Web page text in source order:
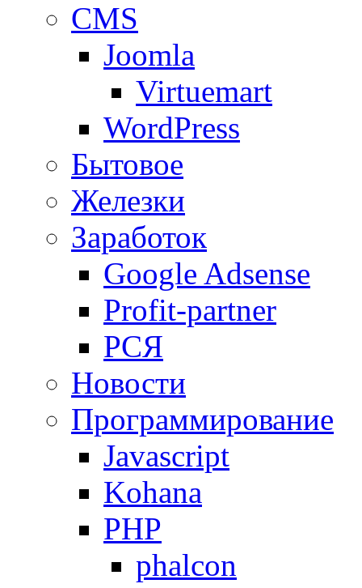
CMS
Joomla
Virtuemart
WordPress
Бытовое
Железки
Заработок
Google Adsense
Profit-partner
РСЯ
Новости
Программирование
Javascript
Kohana
PHP
phalcon